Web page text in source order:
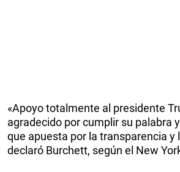
«Apoyo totalmente al presidente
agradecido por cumplir su palabra
que apuesta por la transparencia y
declaró Burchett, según el New